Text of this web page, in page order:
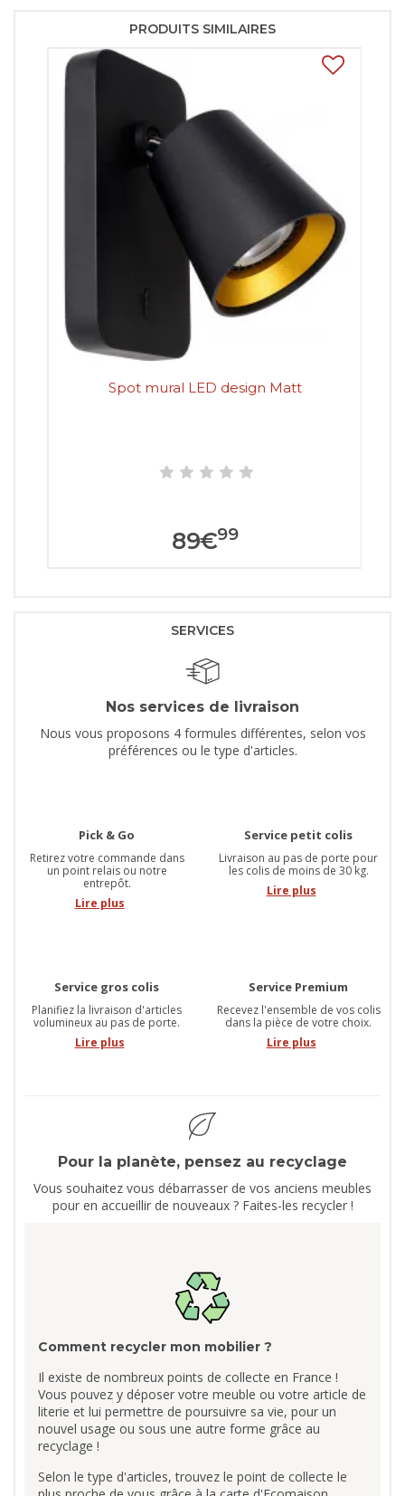
PRODUITS SIMILAIRES
Spot mural LED design Matt
89€99
SERVICES
Nos services de livraison
Nous vous proposons 4 formules différentes, selon vos
préférences ou le type d'articles.
Pick & Go
Retirez votre commande dans
un point relais ou notre
entrepôt.
Lire plus
Service petit colis
Livraison au pas de porte pour
les colis de moins de 30 kg.
Lire plus
Service gros colis
Planifiez la livraison d'articles
volumineux au pas de porte.
Lire plus
Service Premium
Recevez l'ensemble de vos colis
dans la pièce de votre choix.
Lire plus
Pour la planète, pensez au recyclage
Vous souhaitez vous débarrasser de vos anciens meubles
pour en accueillir de nouveaux ? Faites-les recycler !
Comment recycler mon mobilier ?
Il existe de nombreux points de collecte en France !
Vous pouvez y déposer votre meuble ou votre article de
literie et lui permettre de poursuivre sa vie, pour un
nouvel usage ou sous une autre forme grâce au
recyclage !
Selon le type d'articles, trouvez le point de collecte le